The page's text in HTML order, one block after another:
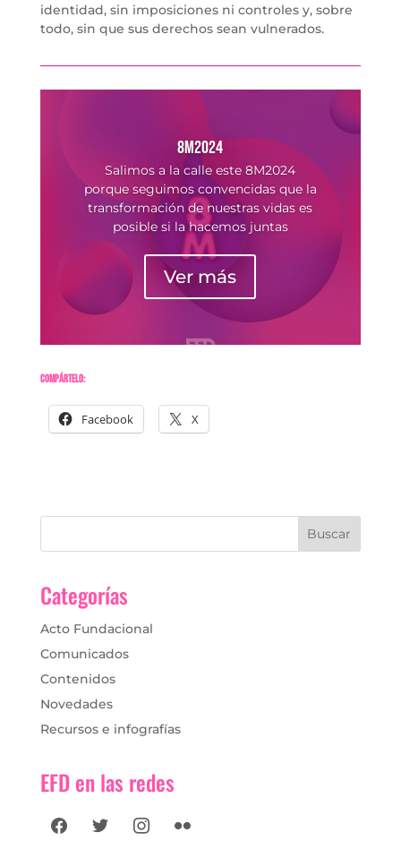
identidad, sin imposiciones ni controles y, sobre
todo, sin que sus derechos sean vulnerados.
8M2024
Salimos a la calle este 8M2024
porque seguimos convencidas que la
transformación de nuestras vidas es
posible si la hacemos juntas
Ver más
Compártelo:
Facebook X
Categorías
Acto Fundacional
Comunicados
Contenidos
Novedades
Recursos e infografías
EFD en las redes
facebooktwitter instagram